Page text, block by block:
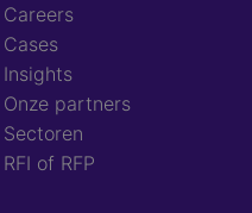
Careers
Cases
Insights
Onze partners
Sectoren
RFI of RFP